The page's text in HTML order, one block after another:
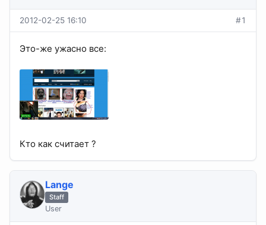
2012-02-25 16:10 #1
Это-же ужасно все:
Кто как считает ?
Lange
Staff
User